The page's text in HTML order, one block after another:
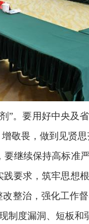
”。要用好中央
敬畏，做到见贤思
继续保持高标
要求，筑牢思想
整治，强化工作
制度漏洞、短板